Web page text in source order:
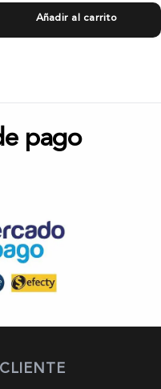
Añadir al carrito
pago